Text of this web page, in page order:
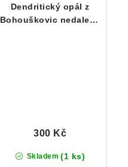
Dendritický opál z
Bohouškovic nedaleko
Skladem (1 ks)
300 Kč